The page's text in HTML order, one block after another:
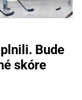
Bude
skóre